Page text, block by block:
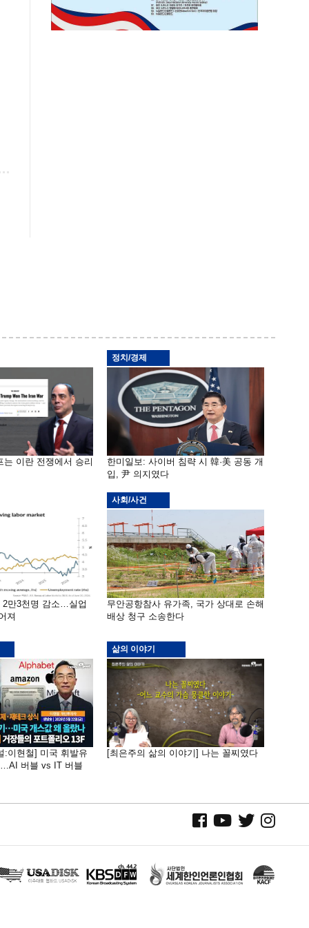
는 이란 전쟁에서 승리
정치/경제
한미일보: 사이버 침략 시 韓·美 공동 개
입, 尹 의지였다
2만3천명 감소…실업
져
사회/사건
무안공항참사 유가족, 국가 상대로 손해
배상 청구 소송한다
:이현철] 미국 휘발유
버블 vs IT 버블
삶의 이야기
[최은주의 삶의 이야기] 나는 꼴찌였다